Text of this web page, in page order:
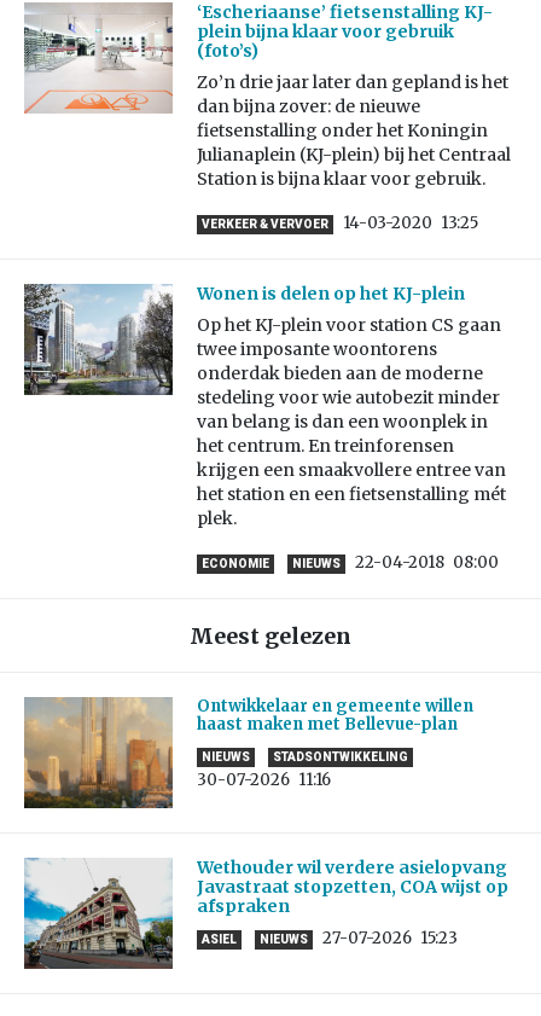
‘Escheriaanse’ fietsenstalling KJ-
plein bijna klaar voor gebruik
(foto’s)
Zo’n drie jaar later dan gepland is het
dan bijna zover: de nieuwe
fietsenstalling onder het Koningin
Julianaplein (KJ-plein) bij het Centraal
Station is bijna klaar voor gebruik.
VERKEER & VERVOER 14-03-2020 13:25
Wonen is delen op het KJ-plein
Op het KJ-plein voor station CS gaan
twee imposante woontorens
onderdak bieden aan de moderne
stedeling voor wie autobezit minder
van belang is dan een woonplek in
het centrum. En treinforensen
krijgen een smaakvollere entree van
het station en een fietsenstalling mét
plek.
ECONOMIE NIEUWS 22-04-2018 08:00
Meest gelezen
Ontwikkelaar en gemeente willen
haast maken met Bellevue-plan
NIEUWS STADSONTWIKKELING
30-07-2026 11:16
Wethouder wil verdere asielopvang
Javastraat stopzetten, COA wijst op
afspraken
ASIEL NIEUWS 27-07-2026 15:23